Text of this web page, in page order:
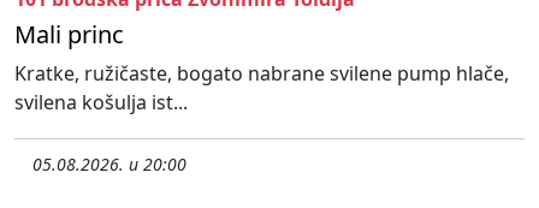
Mali princ
Kratke, ružičaste, bogato nabrane svilene pump hlače,
svilena košulja ist...
05.08.2026. u 20:00